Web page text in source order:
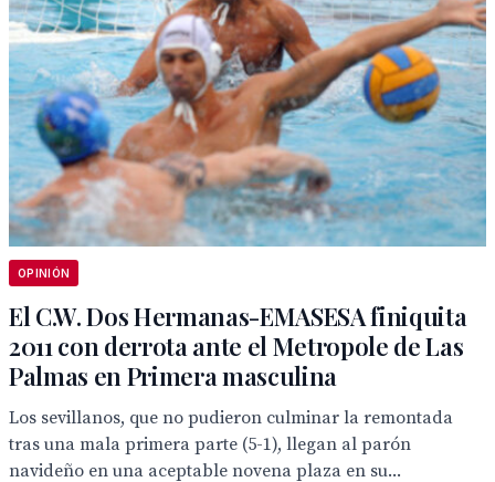
OPINIÓN
El C.W. Dos Hermanas-EMASESA finiquita
2011 con derrota ante el Metropole de Las
Palmas en Primera masculina
Los sevillanos, que no pudieron culminar la remontada
tras una mala primera parte (5-1), llegan al parón
navideño en una aceptable novena plaza en su...